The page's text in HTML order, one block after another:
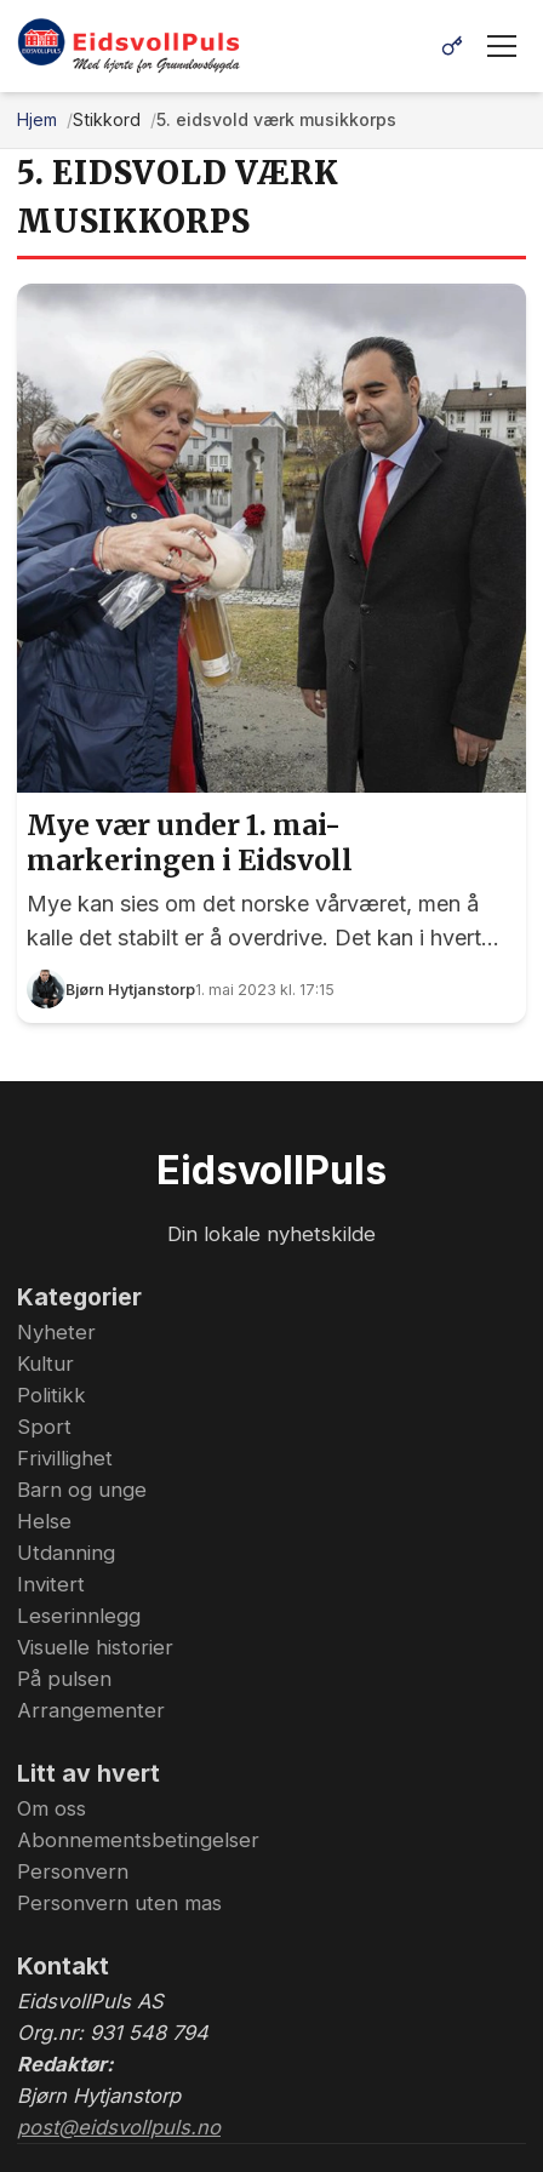
Hjem Stikkord 5. eidsvold værk musikkorps
5. EIDSVOLD VÆRK
MUSIKKORPS
Mye vær under 1. mai-
markeringen i Eidsvoll
Mye kan sies om det norske vårværet, men å
kalle det stabilt er å overdrive. Det kan i hvert
fall EidsvollPuls underskrive på etter å ha tilbragt
noen timer utendørs der værgudene var usikre
Bjørn Hytjanstorp1. mai 2023 kl. 17:15
EidsvollPuls
Din lokale nyhetskilde
Kategorier
Nyheter
Kultur
Politikk
Sport
Frivillighet
Barn og unge
Helse
Utdanning
Invitert
Leserinnlegg
Visuelle historier
På pulsen
Arrangementer
Litt av hvert
Om oss
Abonnementsbetingelser
Personvern
Personvern uten mas
Kontakt
EidsvollPuls AS
Org.nr: 931 548 794
Redaktør:
Bjørn Hytjanstorp
post@eidsvollpuls.no